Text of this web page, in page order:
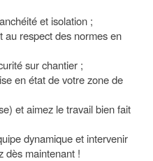
et isolation ;
au respect des normes en
sur chantier ;
en état de votre zone de
et aimez le travail bien fait
dynamique et intervenir
dès maintenant !